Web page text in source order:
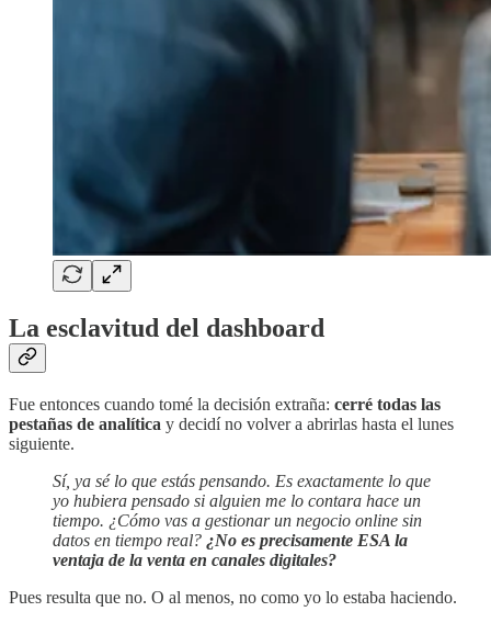
La esclavitud del dashboard
Fue entonces cuando tomé la decisión extraña: cerré todas las
pestañas de analítica y decidí no volver a abrirlas hasta el lunes
siguiente.
Sí, ya sé lo que estás pensando. Es exactamente lo que
yo hubiera pensado si alguien me lo contara hace un
tiempo. ¿Cómo vas a gestionar un negocio online sin
datos en tiempo real? ¿No es precisamente ESA la
ventaja de la venta en canales digitales?
Pues resulta que no. O al menos, no como yo lo estaba haciendo.